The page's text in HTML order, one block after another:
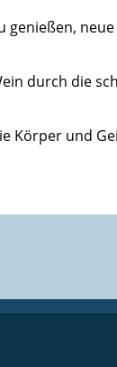
durch die
Körper und